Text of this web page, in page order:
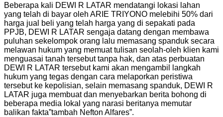
Beberapa kali DEWI R LATAR mendatangi lokasi lahan
yang telah di bayar oleh ARIE TRIYONO melebihi 50% dari
harga jual beli yang telah harga yang di sepakati pada
PPJB, DEWI R LATAR sengaja datang dengan membawa
puluhan sekelompok orang lalu memasang spanduk secara
melawan hukum yang memuat tulisan seolah-oleh klien kami
menguasai tanah tersebut tanpa hak, dan atas perbuatan
DEWI R LATAR tersebut kami akan mengambil langkah
hukum yang tegas dengan cara melaporkan peristiwa
tersebut ke kepolisian, selain memasang spanduk, DEWI R
LATAR juga membuat dan menyebarkan berita bohong di
beberapa media lokal yang narasi beritanya memutar
balikan fakta”tambah Nefton Alfares”.